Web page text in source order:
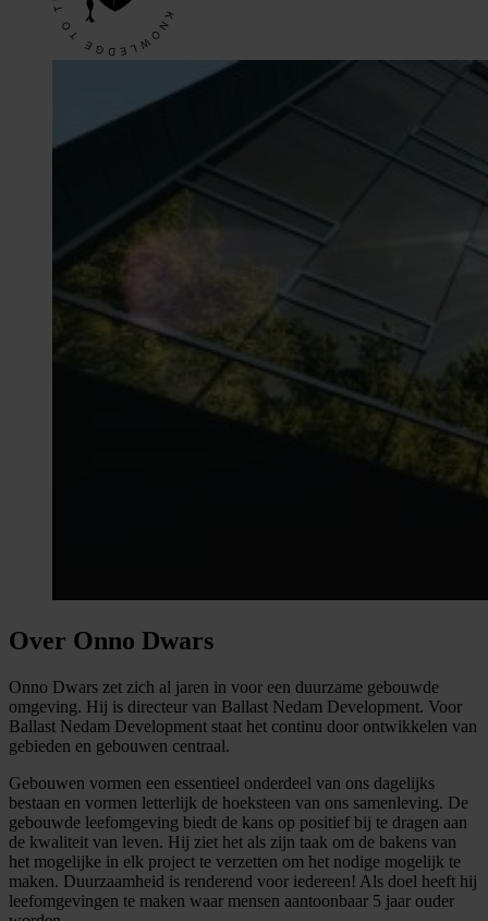
Over Onno Dwars
Onno Dwars zet zich al jaren in voor een duurzame gebouwde
omgeving. Hij is directeur van Ballast Nedam Development. Voor
Ballast Nedam Development staat het continu door ontwikkelen van
gebieden en gebouwen centraal.
Gebouwen vormen een essentieel onderdeel van ons dagelijks
bestaan en vormen letterlijk de hoeksteen van ons samenleving. De
gebouwde leefomgeving biedt de kans op positief bij te dragen aan
de kwaliteit van leven. Hij ziet het als zijn taak om de bakens van
het mogelijke in elk project te verzetten om het nodige mogelijk te
maken. Duurzaamheid is renderend voor iedereen! Als doel heeft hij
leefomgevingen te maken waar mensen aantoonbaar 5 jaar ouder